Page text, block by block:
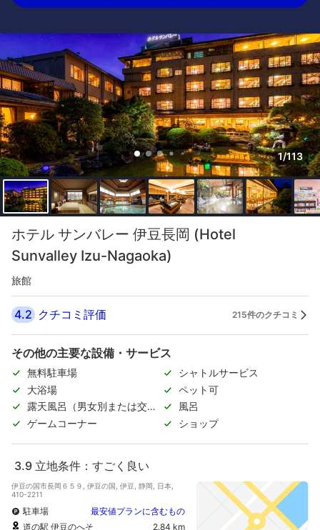
1/113
ホテル サンバレー 伊豆長岡 (Hotel
Sunvalley Izu-Nagaoka)
旅館
4.2 クチコミ評価 215件のクチコミ
その他の主要な設備・サービス
無料駐車場
シャトルサービス
大浴場
ペット可
露天風呂（男女別または交代
制）
風呂
ゲームコーナー
ショップ
3.9 立地条件：すごく良い
伊豆の国市長岡６５９, 伊豆の国, 伊豆, 静岡, 日本,
410-2211
駐車場
最安値プランに含むもの
道の駅 伊豆のへそ
2.84 km